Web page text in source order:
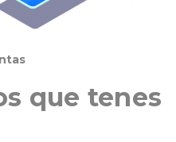
que tenes